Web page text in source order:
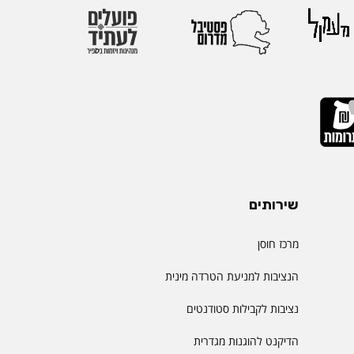
שירותים
מרכז חוסן
הנציבות למניעת הטרדה מינית
נציבות לקבילות סטודנטים
הדיקנט להוגנות מגדרית